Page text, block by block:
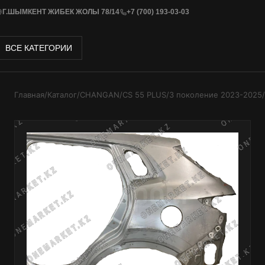
Г.ШЫМКЕНТ ЖИБЕК ЖОЛЫ 78/14 +7 (700) 193-03-03
ВСЕ КАТЕГОРИИ
Главная/Каталог/CHANGAN/CS 55 PLUS/3 поколение 2023-2025/